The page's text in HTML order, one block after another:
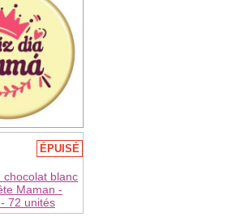
ÉPUISÉ
chocolat blanc
Maman -
72 unités